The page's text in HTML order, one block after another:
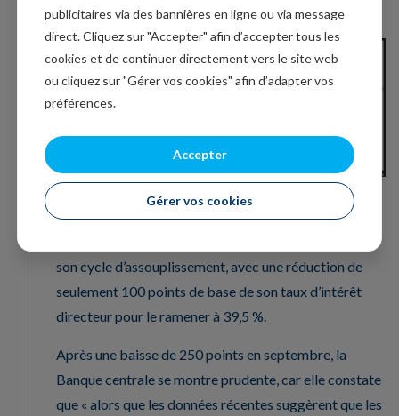
statu quo monétaire.
Prudence aussi
son cycle d’assouplissement, avec une réduction de
seulement 100 points de base de son taux d’intérêt
directeur pour le ramener à 39,5 %.
Après une baisse de 250 points en septembre, la
Banque centrale se montre prudente, car elle constate
que « alors que les données récentes suggèrent que les
publicitaires via des bannières en ligne ou via message
direct. Cliquez sur "Accepter" afin d’accepter tous les
cookies et de continuer directement vers le site web
ou cliquez sur "Gérer vos cookies" afin d’adapter vos
préférences.
Accepter
Gérer vos cookies